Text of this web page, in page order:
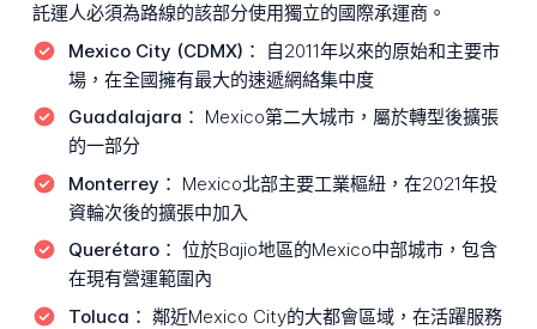
託運人必須為路線的該部分使用獨立的國際承運商。
Mexico City (CDMX)：
自2011年以來的原始和主要市
場，在全國擁有最大的速遞網絡集中度
Guadalajara： Mexico第二大城市，屬於轉型後擴張
的一部分
Monterrey： Mexico北部主要工業樞紐，在2021年投
資輪次後的擴張中加入
Querétaro： 位於Bajio地區的Mexico中部城市，包含
在現有營運範圍內
Toluca： 鄰近Mexico City的大都會區域，在活躍服務